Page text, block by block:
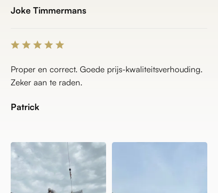
Joke Timmermans
Proper en correct. Goede prijs-kwaliteitsverhouding.
Zeker aan te raden.
Patrick